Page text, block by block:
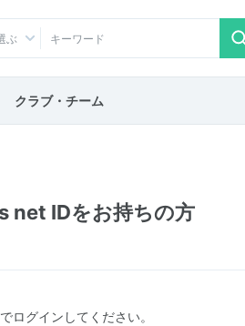
ぶ
クラブ・チーム
net IDをお持ちの方
ログインしてください。